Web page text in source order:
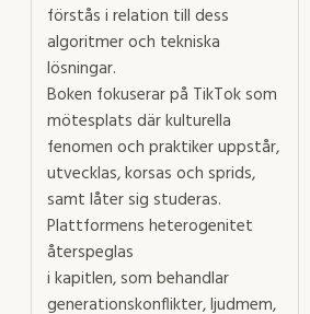
förstås i relation till dess
algoritmer och tekniska
lösningar.
Boken fokuserar på TikTok som
mötesplats där kulturella
fenomen och praktiker uppstår,
utvecklas, korsas och sprids,
samt låter sig studeras.
Plattformens heterogenitet
återspeglas
i kapitlen, som behandlar
generationskonflikter, ljudmem,